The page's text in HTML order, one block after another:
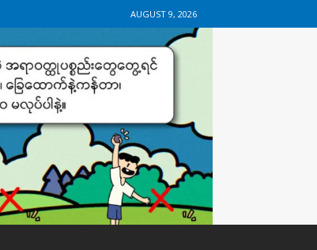
AUGUST 9, 2026